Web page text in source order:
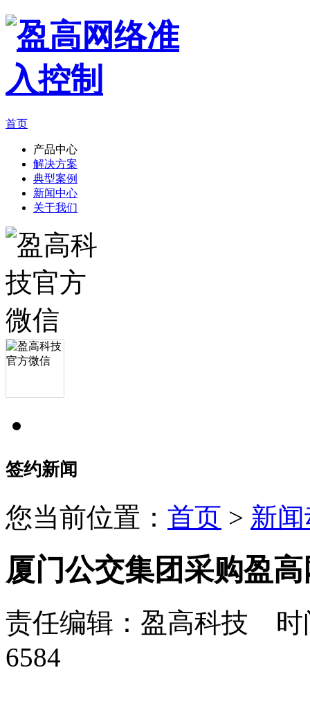
首页
产品中心
解决方案
典型案例
新闻中心
关于我们
签约新闻
您当前位置： 首页 > 新
厦门公交集团采购盈
责任编辑：盈高科技 时
6584